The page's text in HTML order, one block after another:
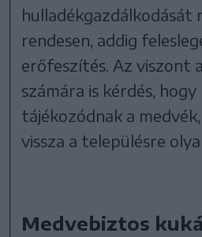
hulladékgazdálkodását
rendesen, addig
erőfeszítés. Az viszont
számára is kérdés, hogy
tájékozódnak a
vissza a településre
Medvebiztos